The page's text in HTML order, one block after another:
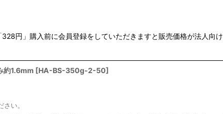
円」購入前に会員登録をしていただきますと販売価格が法人向
約1.6mm [HA-BS-350g-2-50]
い。